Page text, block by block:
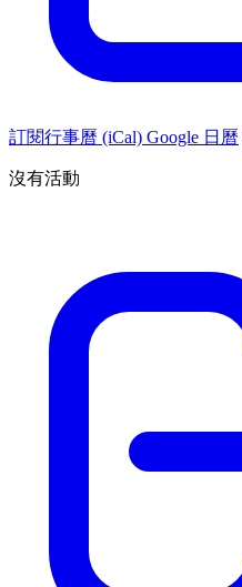
訂閱行事曆 (iCal) Google 日曆
沒有活動